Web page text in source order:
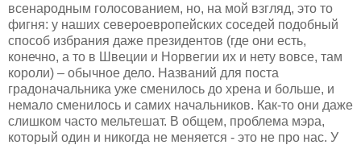
всенародным голосованием, но, на мой взгляд, это то
фигня: у наших североевропейских соседей подобный
способ избрания даже президентов (где они есть,
конечно, а то в Швеции и Норвегии их и нету вовсе, там
короли) – обычное дело. Названий для поста
градоначальника уже сменилось до хрена и больше, и
немало сменилось и самих начальников. Как-то они даже
слишком часто мельтешат. В общем, проблема мэра,
который один и никогда не меняется - это не про нас. У